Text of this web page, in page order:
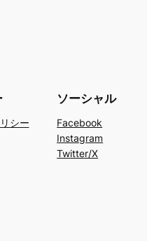
シー
ソーシャル
Facebook
Instagram
Twitter/X